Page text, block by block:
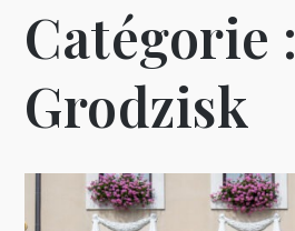
Catégorie :
Grodzisk